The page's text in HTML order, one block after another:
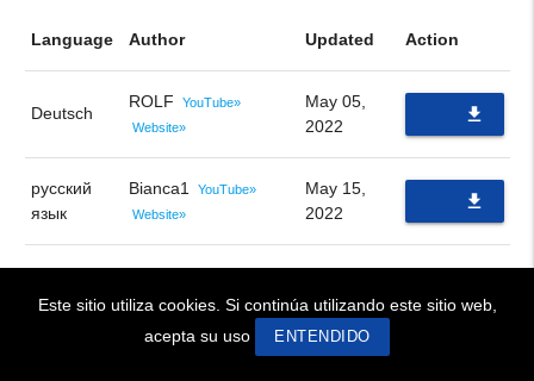
Language Author Updated Action
Deutsch
ROLF
YouTube»
Website»
May 05,
2022
file_download
PDF
русский
язык
Bianca1
YouTube»
Website»
May 15,
2022
file_download
PDF
Este sitio utiliza cookies. Si continúa utilizando este sitio web,
acepta su uso
ENTENDIDO
! BIENVENIDOS!~ WELCOME !
Site Design © 2026 swaruu.org team